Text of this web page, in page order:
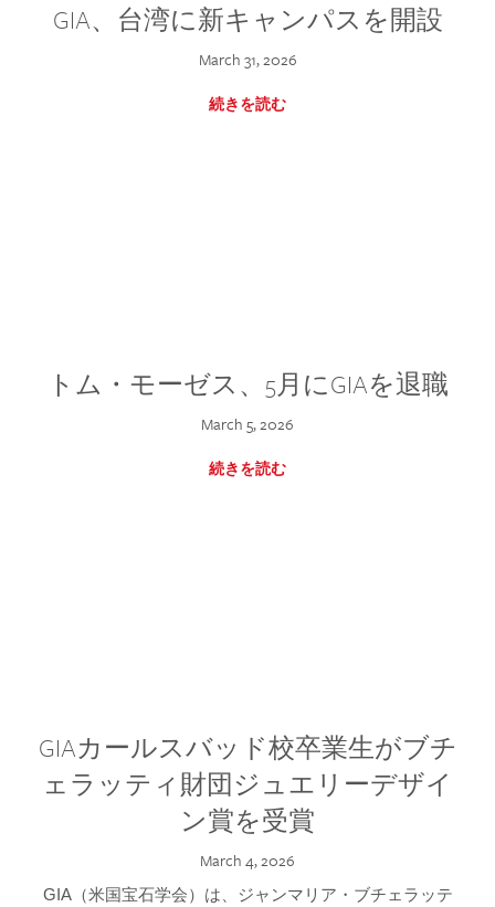
GIA、台湾に新キャンパスを開設
March 31, 2026
続きを読む
トム・モーゼス、5月にGIAを退職
March 5, 2026
続きを読む
GIAカールスバッド校卒業生がブチ
ェラッティ財団ジュエリーデザイ
ン賞を受賞
March 4, 2026
GIA（米国宝石学会）は、ジャンマリア・ブチェラッテ